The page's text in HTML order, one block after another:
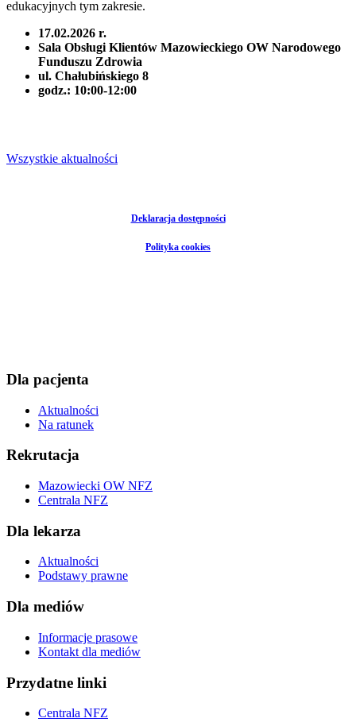
edukacyjnych tym zakresie.
17.02.2026 r.
Sala Obsługi Klientów Mazowieckiego OW Narodowego
Funduszu Zdrowia
ul. Chałubińskiego 8
godz.: 10:00-12:00
Wszystkie aktualności
Deklaracja dostępności
Polityka cookies
Dla pacjenta
Aktualności
Na ratunek
Rekrutacja
Mazowiecki OW NFZ
Centrala NFZ
Dla lekarza
Aktualności
Podstawy prawne
Dla mediów
Informacje prasowe
Kontakt dla mediów
Przydatne linki
Centrala NFZ